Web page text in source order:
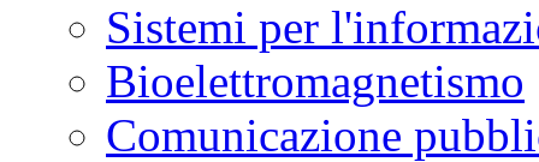
Sistemi per
Bioelettromagnetismo
Comunicazione